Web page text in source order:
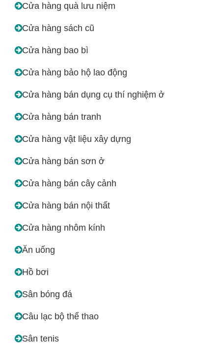
Cửa hàng quà lưu niệm
Cửa hàng sách cũ
Cửa hàng bao bì
Cửa hàng bảo hộ lao động
Cửa hàng bán dụng cụ thí nghiệm ở
Cửa hàng bán tranh
Cửa hàng vật liệu xây dựng
Cửa hàng bán sơn ở
Cửa hàng bán cây cảnh
Cửa hàng bán nội thất
Cửa hàng nhôm kính
Ăn uống
Hồ bơi
Sân bóng đá
Câu lạc bộ thể thao
Sân tenis